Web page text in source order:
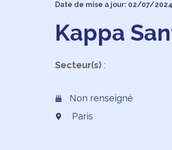
Date de mise a jour: 02/07/2024
Kappa
Secteur(s):
Non renseigné
Paris